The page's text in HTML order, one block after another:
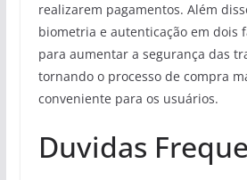
realizarem pagamentos. Além
biometria e autenticação em dois
para aumentar a segurança das
tornando o processo de compra
conveniente para os usuários.
Duvidas